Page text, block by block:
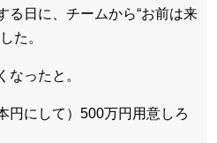
る日に、チームから“お前は来
た。
なったと。
円にして）500万円用意しろ